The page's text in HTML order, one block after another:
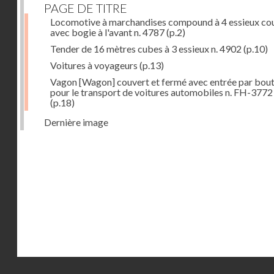
PAGE DE TITRE
Locomotive à marchandises compound à 4 essieux
avec bogie à l'avant n. 4787(p.2)
Tender de 16 mètres cubes à 3 essieux n. 4902 (p.10)
Voitures à voyageurs (p.13)
Vagon [Wagon] couvert et fermé avec entrée par
pour le transport de voitures automobiles n. FH-3772
(p.18)
Dernière image